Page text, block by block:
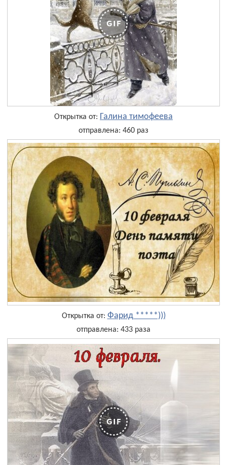
Открытка от: Галина тимофеева
отправлена: 460 раз
Открытка от: Фарид *****)))
отправлена: 433 раза